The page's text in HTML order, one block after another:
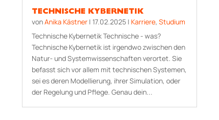
TECHNISCHE KYBERNETIK
vonAnika Kästner| 17.02.2025| Karriere, Studium
Technische Kybernetik Technische - was?
Technische Kybernetik ist irgendwo zwischen den
Natur- und Systemwissenschaften verortet. Sie
befasst sich vor allem mit technischen Systemen,
sei es deren Modellierung, ihrer Simulation, oder
der Regelung und Pflege. Genau dein...